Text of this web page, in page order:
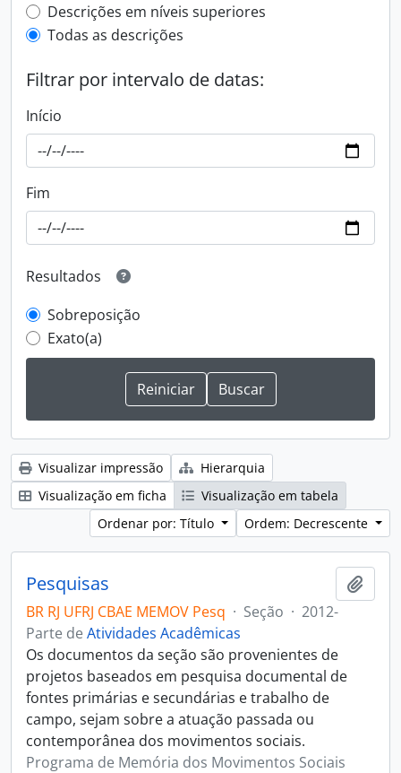
Filtro de descrição de nível superior
Descrições em níveis superiores
Todas as descrições
Filtrar por intervalo de datas:
Início
Fim
Resultados
Sobreposição
Exato(a)
Visualizar impressão
Hierarquia
Visualização em ficha
Visualização em tabela
Ordenar por: Título
Ordem: Decrescente
Pesquisas
BR RJ UFRJ CBAE MEMOV Pesq · Seção · 2012-
Parte de Atividades Acadêmicas
Os documentos da seção são provenientes de
projetos baseados em pesquisa documental de
fontes primárias e secundárias e trabalho de
campo, sejam sobre a atuação passada ou
contemporânea dos movimentos sociais.
Programa de Memória dos Movimentos Sociais